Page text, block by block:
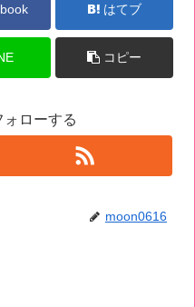
はてブ
コピー
ローする
moon0616